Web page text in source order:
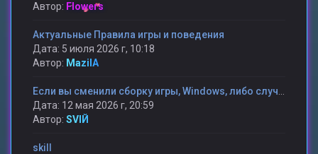
Автор: Flowers
Актуальные Правила игры и поведения
Дата: 5 июля 2026 г, 10:18
Автор: MazilA
Дата: 12 мая 2026 г, 20:59
Автор: SVIЙ
skill